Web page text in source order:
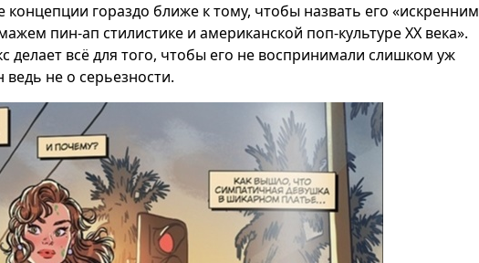
концепции гораздо ближе к тому, чтобы назвать его «искренним
пин-ап стилистике и американской поп-культуре XX века».
делает всё для того, чтобы его не воспринимали слишком уж
не о серьезности.